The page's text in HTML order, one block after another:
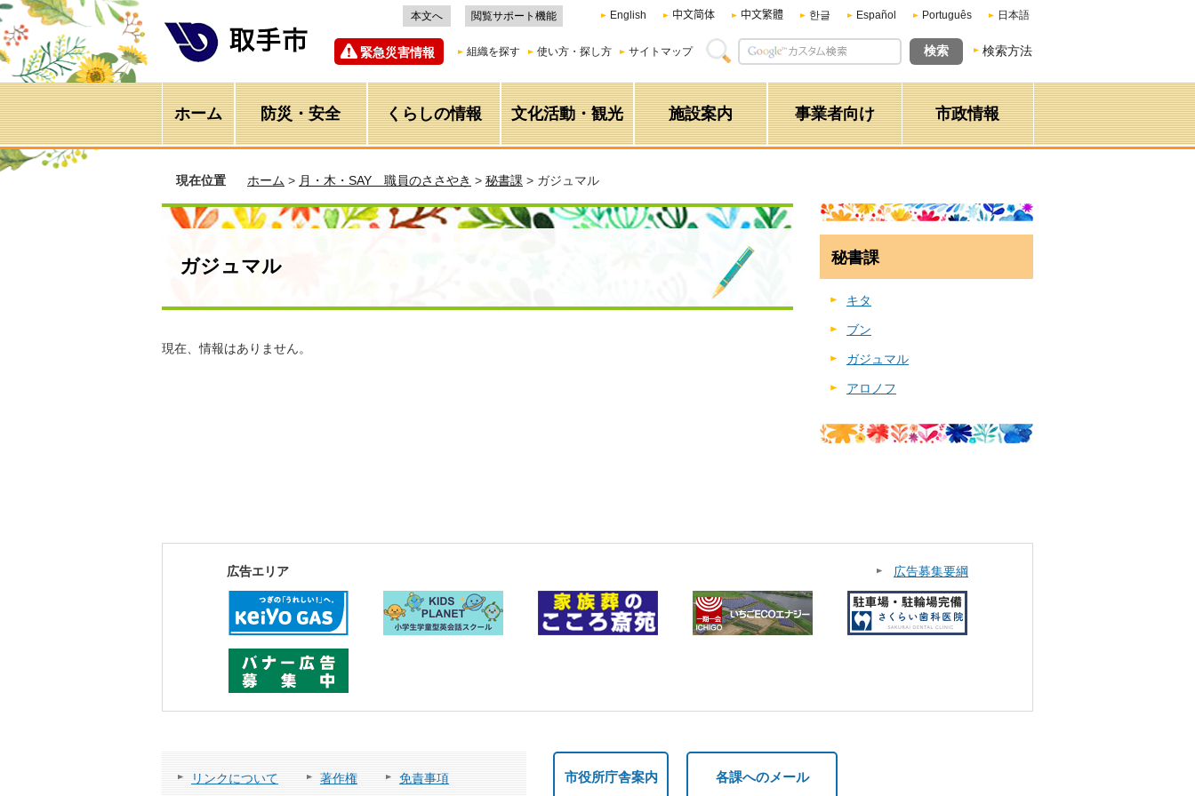
本文へ 閲覧サポート機能 English 中文简体 中文繁體 한글 Español Português 日本語
緊急災害情報 組織を探す 使い方・探し方 サイトマップ 検索方法
ホーム 防災・安全 くらしの情報 文化活動・観光 施設案内 事業者向け 市政情報
現在位置 ホーム > 月・木・SAY 職員のささやき > 秘書課 > ガジュマル
ガジュマル
現在、情報はありません。
秘書課
キタ
ブン
ガジュマル
アロノフ
広告エリア 広告募集要綱
リンクについて 著作権 免責事項 市役所庁舎案内 各課へのメール